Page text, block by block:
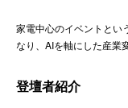
家電中心のイベントとい
なり、AIを軸にした産業
登壇者紹介